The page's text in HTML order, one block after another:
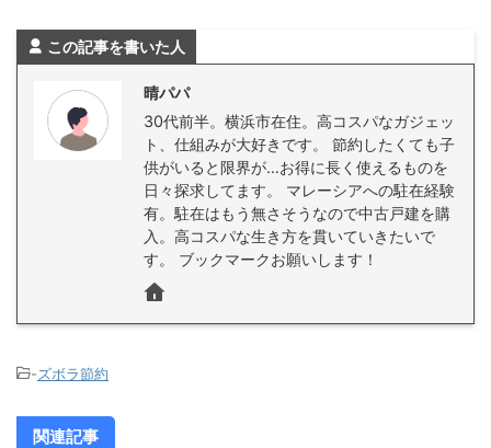
この記事を書いた人
晴パパ
30代前半。横浜市在住。高コスパなガジェッ
ト、仕組みが大好きです。 節約したくても子
供がいると限界が…お得に長く使えるものを
日々探求してます。 マレーシアへの駐在経験
有。駐在はもう無さそうなので中古戸建を購
入。高コスパな生き方を貫いていきたいで
す。 ブックマークお願いします！
-ズボラ節約
関連記事